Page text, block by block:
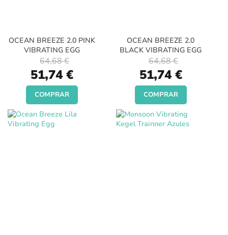
OCEAN BREEZE 2.0 PINK
VIBRATING EGG
Special
Price
51,74 €
64,68 €
COMPRAR
OCEAN BREEZE 2.0
BLACK VIBRATING EGG
Special
Price
51,74 €
64,68 €
COMPRAR